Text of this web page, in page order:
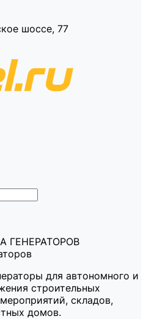
шоссе, 77
ГЕНЕРАТОРОВ
для автономного и
строительных
складов,
домов.